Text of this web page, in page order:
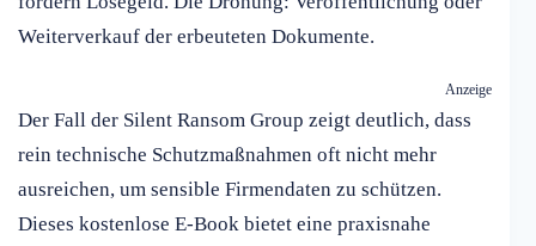
Weiterverkauf der erbeuteten Dokumente.
Anzeige
Der Fall der Silent Ransom Group zeigt deutlich, dass
rein technische Schutzmaßnahmen oft nicht mehr
ausreichen, um sensible Firmendaten zu schützen.
Dieses kostenlose E-Book bietet eine praxisnahe